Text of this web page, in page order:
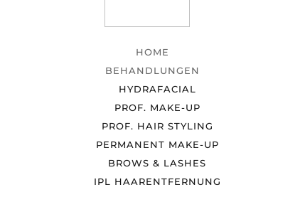
HOME
BEHANDLUNGEN
HYDRAFACIAL
PROF. MAKE-UP
PROF. HAIR STYLING
PERMANENT MAKE-UP
BROWS & LASHES
IPL HAARENTFERNUNG